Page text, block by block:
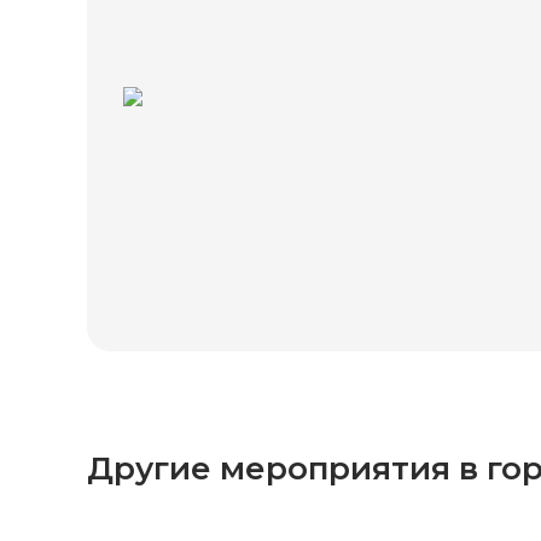
Другие мероприятия в